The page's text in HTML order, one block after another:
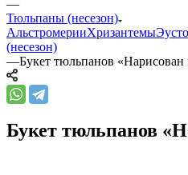
—
Тюльпаны (несезон)
АльстромерииХризантемы
(несезон)
—Букет тюльпанов «Нарисован
Букет тюльпанов